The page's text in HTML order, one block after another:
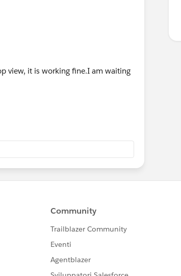
view, it is working fine.I am waiting